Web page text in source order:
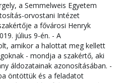
a Semmelweis Egyetem
orvostani Intézet
a fővárosi Henryk
július 9-én. - A
amikor a halottat meg kellett
- mondja a szakértő, aki
áldozatainak azonosításában. -
öntöttük és a feladatot